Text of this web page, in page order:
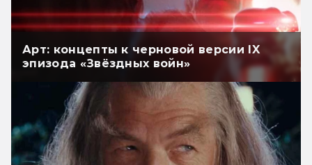
Арт: концепты к черновой версии IX
эпизода «Звёздных войн»